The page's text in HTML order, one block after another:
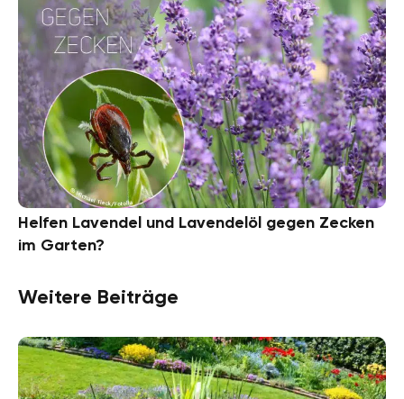
Helfen Lavendel und Lavendelöl gegen Zecken
im Garten?
Weitere Beiträge